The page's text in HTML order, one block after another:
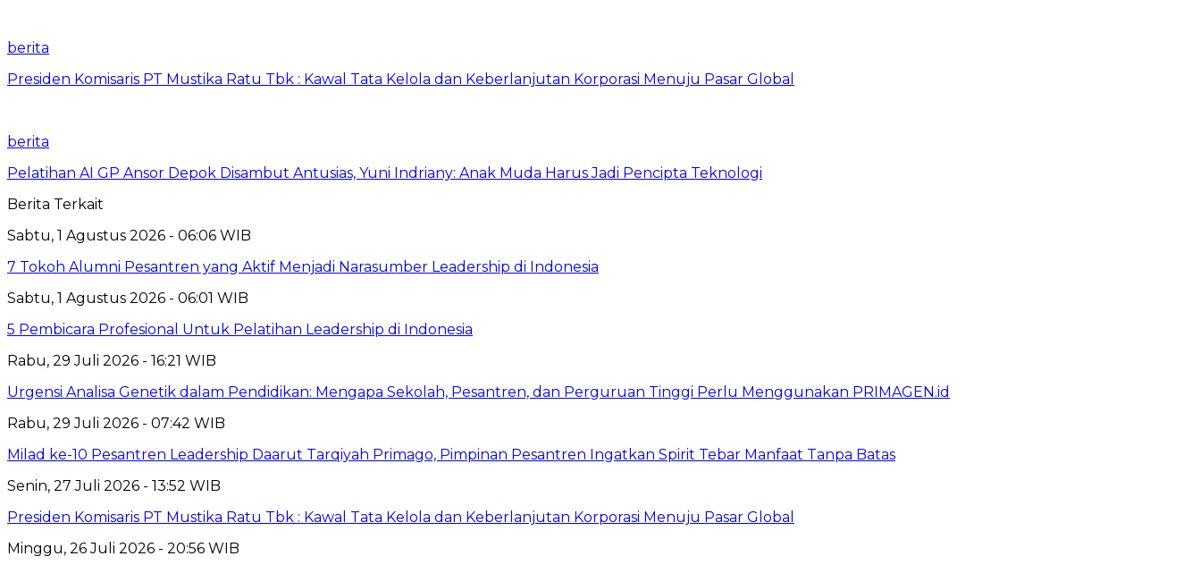
berita
Presiden Komisaris PT Mustika Ratu Tbk : Kawal Tata Kelola dan Keberlanjutan Korporasi Menuju Pasar Global
berita
Pelatihan AI GP Ansor Depok Disambut Antusias, Yuni Indriany: Anak Muda Harus Jadi Pencipta Teknologi
Berita Terkait
Sabtu, 1 Agustus 2026 - 06:06 WIB
7 Tokoh Alumni Pesantren yang Aktif Menjadi Narasumber Leadership di Indonesia
Sabtu, 1 Agustus 2026 - 06:01 WIB
5 Pembicara Profesional Untuk Pelatihan Leadership di Indonesia
Rabu, 29 Juli 2026 - 16:21 WIB
Urgensi Analisa Genetik dalam Pendidikan: Mengapa Sekolah, Pesantren, dan Perguruan Tinggi Perlu Menggunakan PRIMAGEN.id
Rabu, 29 Juli 2026 - 07:42 WIB
Milad ke-10 Pesantren Leadership Daarut Tarqiyah Primago, Pimpinan Pesantren Ingatkan Spirit Tebar Manfaat Tanpa Batas
Senin, 27 Juli 2026 - 13:52 WIB
Presiden Komisaris PT Mustika Ratu Tbk : Kawal Tata Kelola dan Keberlanjutan Korporasi Menuju Pasar Global
Minggu, 26 Juli 2026 - 20:56 WIB